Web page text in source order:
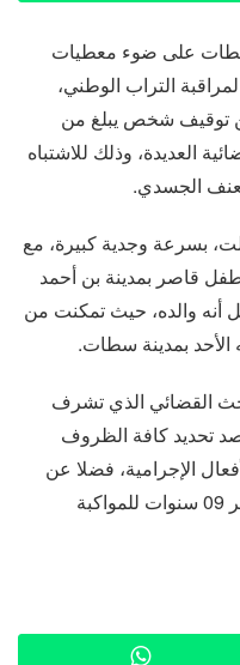
على ضوء معطيات
التراب الوطني،
الجاري، من توقيف شخص يبلغ من
العديدة، وذلك للاشتباه
الجسدي.
بسرعة وجدية كبيرة، مع
قاصر بمدينة بن أحمد
والده، حيث تمكنت من
الأحد بمدينة سطات.
القضائي الذي تشرف
تحديد كافة الظروف
الإجرامية، فضلا عن
إخضاع الطفل الضحية البالغ من العمر 09 سنوات للمواكبة